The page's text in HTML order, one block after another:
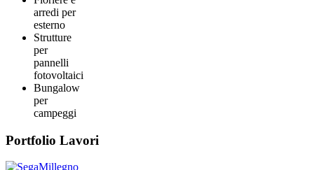
arredi per
esterno
Strutture
per
pannelli
fotovoltaici
Bungalow
per
campeggi
Portfolio Lavori